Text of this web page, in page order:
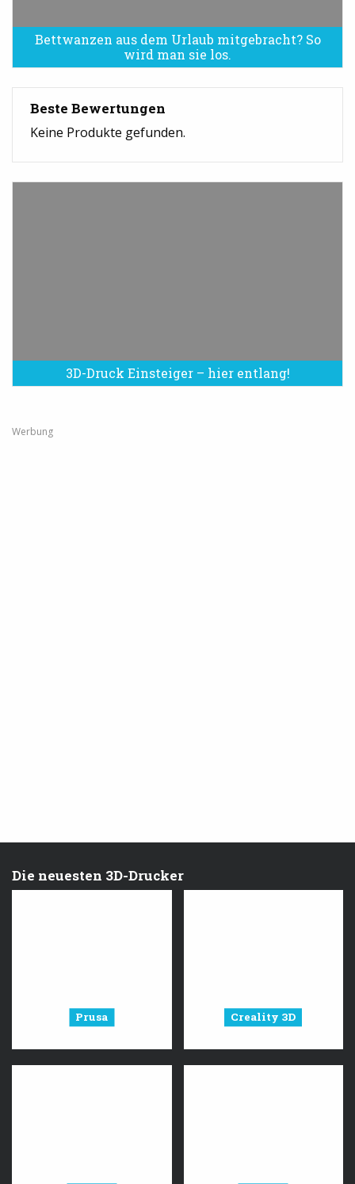
Bettwanzen aus dem Urlaub mitgebracht? So
wird man sie los.
Bettwanzen sind eine Plage
Beste Bewertungen
Keine Produkte gefunden.
3D-Druck Einsteiger – hier entlang!
Werbung
Die neuesten 3D-Drucker
Prusa Creality 3D